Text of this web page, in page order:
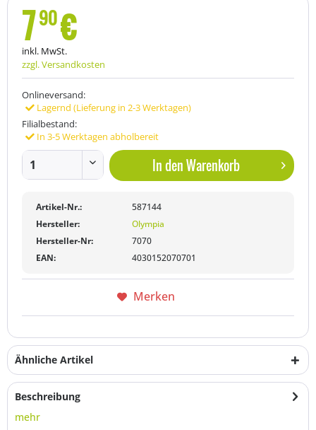
790€
inkl. MwSt.
zzgl. Versandkosten
Onlineversand:
Lagernd (Lieferung in 2-3 Werktagen)
Filialbestand:
In 3-5 Werktagen abholbereit
In denWarenkorb
Artikel-Nr.:
587144
Hersteller:
Olympia
Hersteller-Nr:
7070
EAN:
4030152070701
Merken
Ähnliche Artikel
Beschreibung
mehr